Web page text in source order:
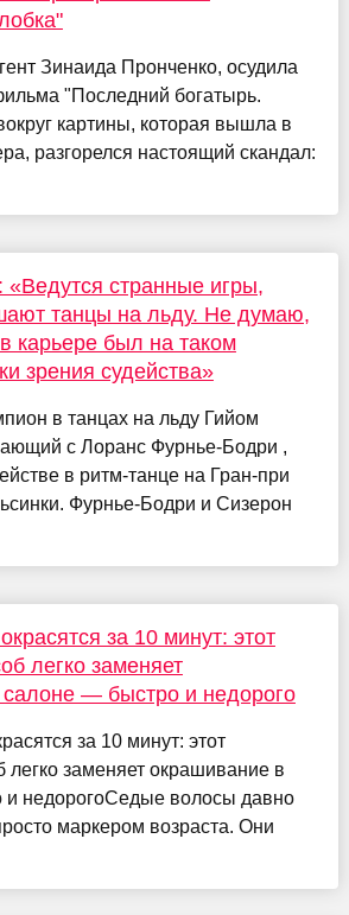
Зинаида Пронченко, осудила
"Последний богатырь.
картины, которая вышла в
разгорелся настоящий скандал:
«Ведутся странные игры,
танцы на льду. Не думаю,
карьере был на таком
зрения судейства»
в танцах на льду Гийом
с Лоранс Фурнье-Бодри ,
в ритм-танце на Гран-при
Фурнье-Бодри и Сизерон
за 10 минут: этот
легко заменяет
— быстро и недорого
за 10 минут: этот
заменяет окрашивание в
недорогоСедые волосы давно
маркером возраста. Они